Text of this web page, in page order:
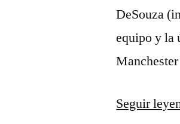
DeSouza
equipo y la
Seguir